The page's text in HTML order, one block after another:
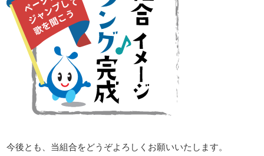
今後とも、当組合をどうぞよろしくお願いいたします。